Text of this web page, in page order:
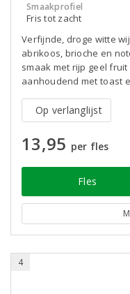
Smaakprofiel
Fris tot zacht
Verfijnde, droge witte
abrikoos, brioche en
smaak met rijp geel
aanhoudend met toast
Op verlanglijst
13,95 per fles
Fles
4